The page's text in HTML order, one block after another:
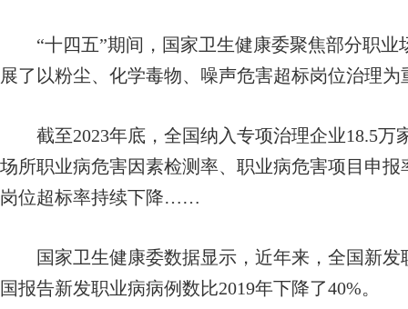
“十四五”期间，国家卫生健康委聚焦部分职业
展了以粉尘、化学毒物、噪声危害超标岗位治理
截至2023年底，全国纳入专项治理企业18.5万
场所职业病危害因素检测率、职业病危害项目申
岗位超标率持续下降……
国家卫生健康委数据显示，近年来，全国新发
国报告新发职业病病例数比2019年下降了40%。